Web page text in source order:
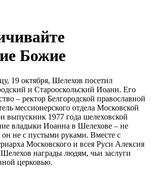
Божие
19 октября, Шелехов посетил
и Старооскольский Иоанн. Его
– ректор Белгородской православной
мессионерского отдела Московской
выпускник 1977 года шелеховской
владыки Иоанна в Шелехове – не
он не с пустыми руками. Вместе с
Московского и всея Руси Алексия
награды людям, чьи заслуги
церковью.